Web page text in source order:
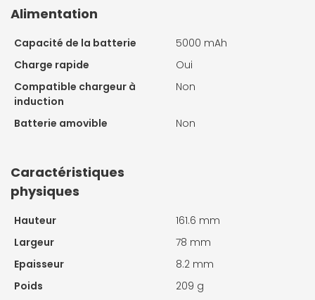
Alimentation
Capacité de la batterie
5000 mAh
Charge rapide
Oui
Compatible chargeur à
induction
Non
Batterie amovible Non
Caractéristiques
physiques
Hauteur
161.6 mm
Largeur
78 mm
Epaisseur
8.2 mm
Poids
209 g